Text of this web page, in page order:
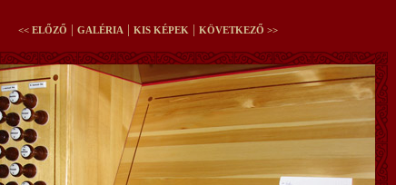
<< ELŐZŐ GALÉRIA KIS KÉPEK KÖVETKEZŐ >>